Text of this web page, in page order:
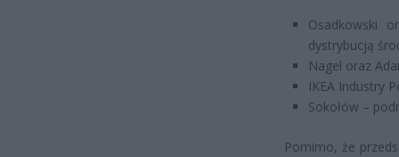
Osadkowski
dystrybucją
Nagel oraz
IKEA Industry
Sokołów –
Pomimo, że